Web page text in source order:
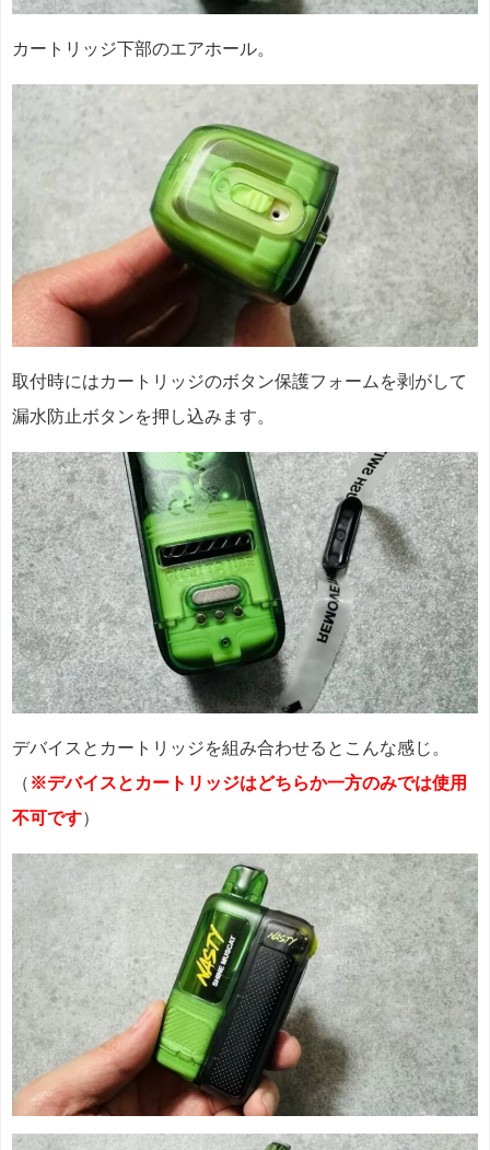
カートリッジ下部のエアホール。
取付時にはカートリッジのボタン保護フォームを剥がして
漏水防止ボタンを押し込みます。
デバイスとカートリッジを組み合わせるとこんな感じ。
（ ※デバイスとカートリッジはどちらか一方のみでは使用
不可です）